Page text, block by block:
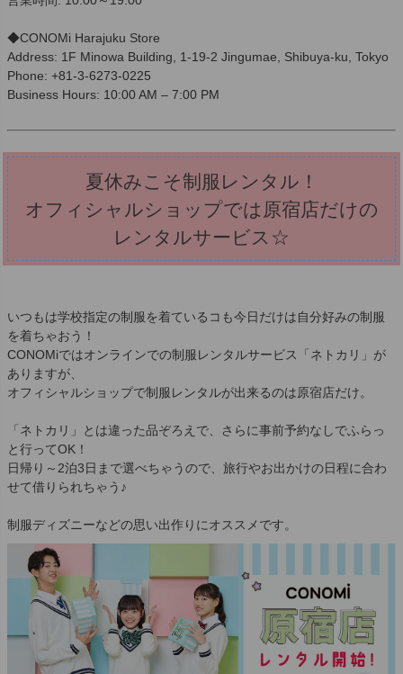
◆CONOMi Harajuku Store
Address: 1F Minowa Building, 1-19-2 Jingumae, Shibuya-ku, Tokyo
Phone: +81-3-6273-0225
Business Hours: 10:00 AM – 7:00 PM
夏休みこそ制服レンタル！
オフィシャルショップでは原宿店だけの
レンタルサービス☆
いつもは学校指定の制服を着ているコも今日だけは自分好みの制服
を着ちゃおう！
CONOMiではオンラインでの制服レンタルサービス「ネトカリ」が
ありますが、
オフィシャルショップで制服レンタルが出来るのは原宿店だけ。
「ネトカリ」とは違った品ぞろえで、さらに事前予約なしでふらっ
と行ってOK！
日帰り～2泊3日まで選べちゃうので、旅行やお出かけの日程に合わ
せて借りられちゃう♪
制服ディズニーなどの思い出作りにオススメです。